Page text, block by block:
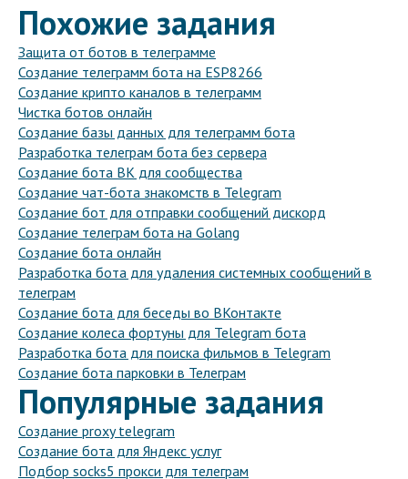
Похожие задания
Защита от ботов в телеграмме
Создание телеграмм бота на ESP8266
Создание крипто каналов в телеграмм
Чистка ботов онлайн
Создание базы данных для телеграмм бота
Разработка телеграм бота без сервера
Создание бота ВК для сообщества
Создание чат-бота знакомств в Telegram
Создание бот для отправки сообщений дискорд
Создание телеграм бота на Golang
Создание бота онлайн
Разработка бота для удаления системных сообщений в
телеграм
Создание бота для беседы во ВКонтакте
Создание колеса фортуны для Telegram бота
Разработка бота для поиска фильмов в Telegram
Создание бота парковки в Телеграм
Популярные задания
Создание proxy telegram
Создание бота для Яндекс услуг
Подбор socks5 прокси для телеграм